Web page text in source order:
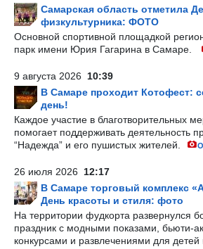
Самарская область отметила
физкультурника: ФОТО
Основной спортивной площадкой
парк имени Юрия Гагарина в Самаре.
9 августа 2026 10:39
В Самаре проходит Котофест:
день!
Каждое участие в благотворительных
помогает поддерживать деятельность
“Надежда” и его пушистых жителей.
26 июля 2026 12:17
В Самаре торговый комплекс
День красоты и стиля: фото
На территории фудкорта развернулся
праздник с модными показами, бьюти-
конкурсами и развлечениями для детей